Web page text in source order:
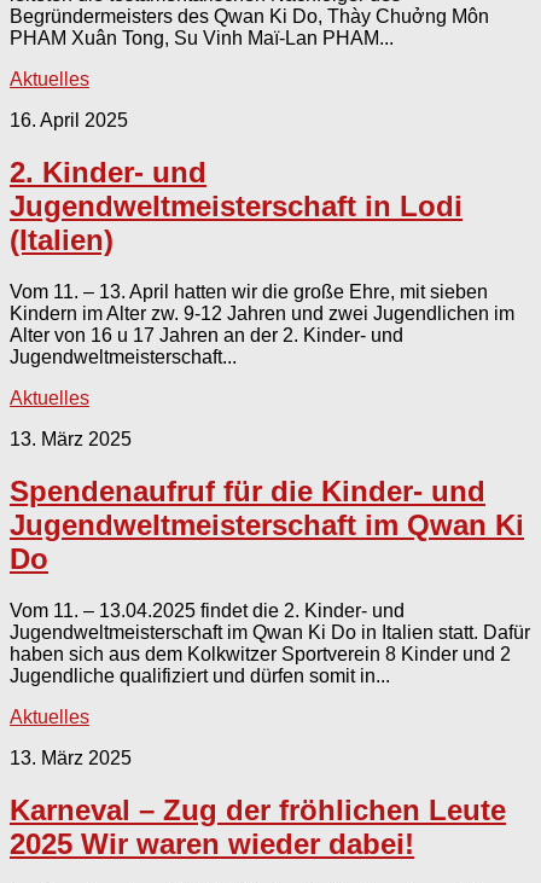
Begründermeisters des Qwan Ki Do, Thày Chuởng Môn
PHAM Xuân Tong, Su Vinh Maï-Lan PHAM...
Aktuelles
16. April 2025
2. Kinder- und
Jugendweltmeisterschaft in Lodi
(Italien)
Vom 11. – 13. April hatten wir die große Ehre, mit sieben
Kindern im Alter zw. 9-12 Jahren und zwei Jugendlichen im
Alter von 16 u 17 Jahren an der 2. Kinder- und
Jugendweltmeisterschaft...
Aktuelles
13. März 2025
Spendenaufruf für die Kinder- und
Jugendweltmeisterschaft im Qwan Ki
Do
Vom 11. – 13.04.2025 findet die 2. Kinder- und
Jugendweltmeisterschaft im Qwan Ki Do in Italien statt. Dafür
haben sich aus dem Kolkwitzer Sportverein 8 Kinder und 2
Jugendliche qualifiziert und dürfen somit in...
Aktuelles
13. März 2025
Karneval – Zug der fröhlichen Leute
2025 Wir waren wieder dabei!